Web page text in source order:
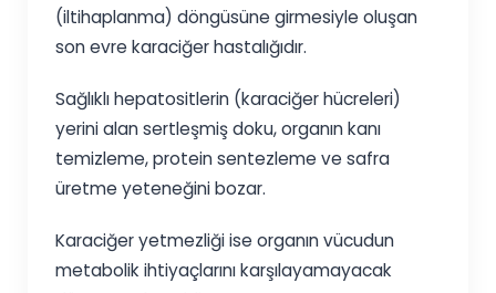
(iltihaplanma) döngüsüne girmesiyle oluşan
son evre karaciğer hastalığıdır.
Sağlıklı hepatositlerin (karaciğer hücreleri)
yerini alan sertleşmiş doku, organın kanı
temizleme, protein sentezleme ve safra
üretme yeteneğini bozar.
Karaciğer yetmezliği ise organın vücudun
metabolik ihtiyaçlarını karşılayamayacak